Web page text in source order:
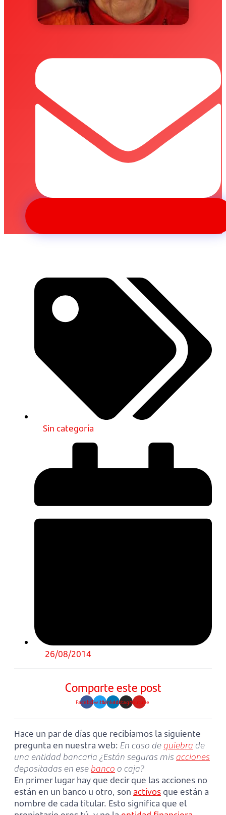
Sin categoría
26/08/2014
Comparte este post
FacebookTwitterLinkedinInstagramYoutube
Hace un par de días que recibíamos la siguiente
pregunta en nuestra web: En caso de quiebra de
una entidad bancaria ¿Están seguras mis acciones
depositadas en ese banco o caja?
En primer lugar hay que decir que las acciones no
están en un banco u otro, son activos que están a
nombre de cada titular. Esto significa que el